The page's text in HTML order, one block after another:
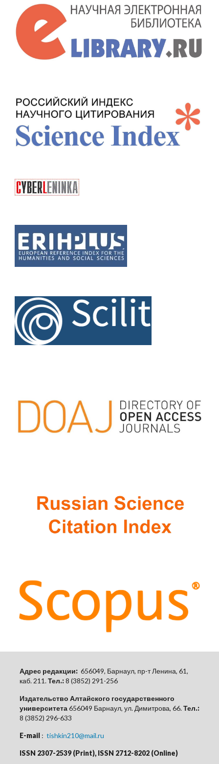
Адрес редакции: 656049, Барнаул, пр-т Ленина, 61,
каб. 211.Тел.:8 (3852) 291-256
Издательство Алтайского государственного
университета656049 Барнаул, ул. Димитрова, 66.Тел.:
8 (3852) 296-633
E-mail : tishkin210@mail.ru
ISSN 2307-2539 (Print), ISSN 2712-8202 (Online)